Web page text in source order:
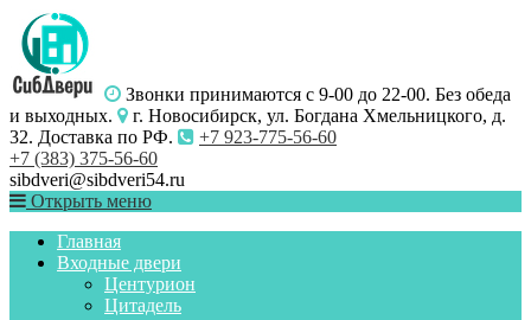
Звонки принимаются с 9-00 до 22-00. Без обеда
и выходных.
г. Новосибирск, ул. Богдана Хмельницкого, д.
32. Доставка по РФ.
+7 923-775-56-60
+7 (383) 375-56-60
sibdveri@sibdveri54.ru
Открыть меню
Главная
Входные двери
Центурион
Цитадель